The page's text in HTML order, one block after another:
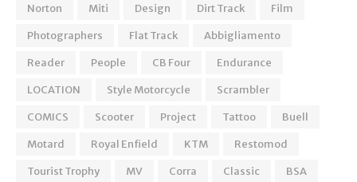
Norton
Miti Design Dirt Track
Film
Photographers
Flat Track
Abbigliamento
Reader
People CB Four
Endurance
LOCATION
Style Motorcycle
Scrambler
COMICS
Scooter Project Tattoo
Buell
Motard
Royal Enfield KTM
Restomod
Tourist Trophy
MV Corra Classic
BSA